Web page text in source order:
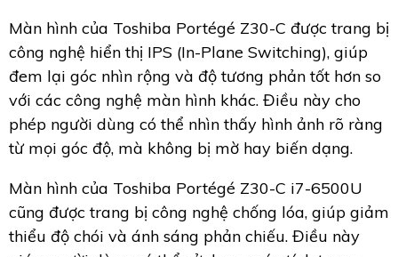
Màn hình của Toshiba Portégé Z30-C được trang bị
công nghệ hiển thị IPS (In-Plane Switching), giúp
đem lại góc nhìn rộng và độ tương phản tốt hơn so
với các công nghệ màn hình khác. Điều này cho
phép người dùng có thể nhìn thấy hình ảnh rõ ràng
từ mọi góc độ, mà không bị mờ hay biến dạng.
Màn hình của Toshiba Portégé Z30-C i7-6500U
cũng được trang bị công nghệ chống lóa, giúp giảm
thiểu độ chói và ánh sáng phản chiếu. Điều này